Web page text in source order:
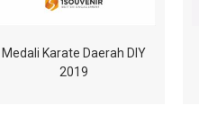
Medali Karate Daerah DIY
2019